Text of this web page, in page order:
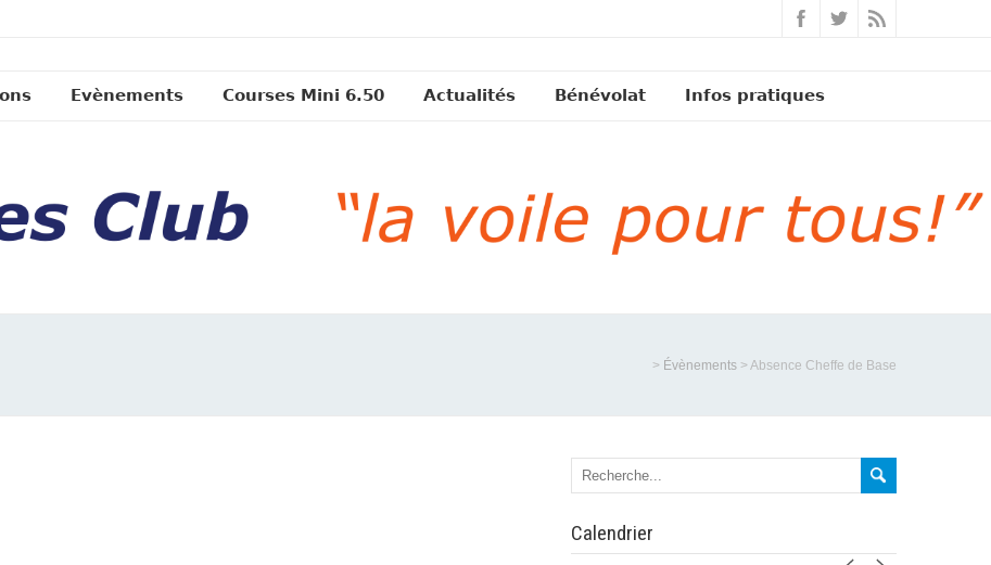
Evènements Courses Mini 6.50 Actualités Bénévolat Infos pratiques
> Évènements > Absence Cheffe de Base
Calendrier